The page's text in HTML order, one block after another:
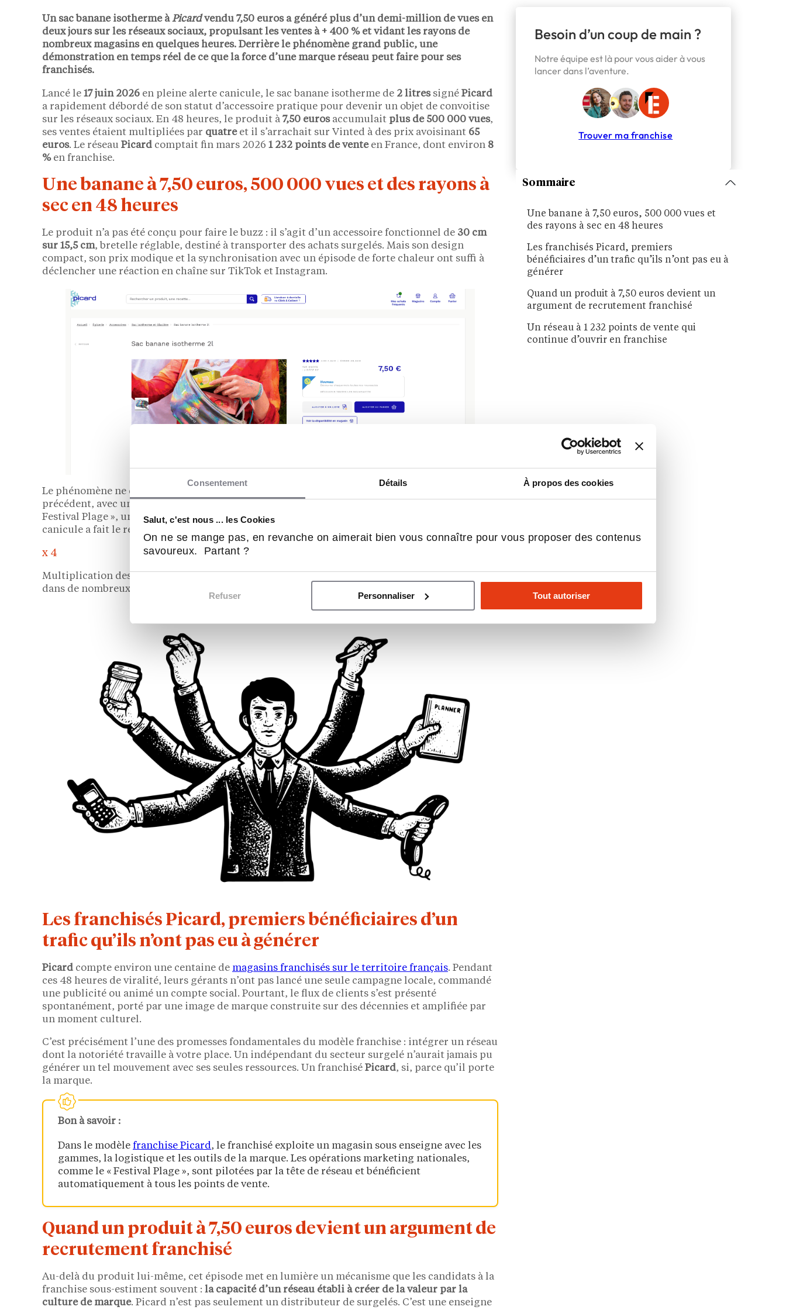
Consentement Détails À propos des cookies
Salut, c'est nous ... les Cookies
On ne se mange pas, en revanche on aimerait bien vous connaître pour vous proposer des contenus
savoureux. Partant ?
Refuser Personnaliser Tout autoriser
Un sac banane isotherme àPicardvendu 7,50 eurosa généré plus d’un demi-million de vuesen
deux jours sur les réseaux sociaux, propulsant les ventes à + 400 %et vidant les rayons de
nombreux magasins en quelques heures. Derrière le phénomène grand public, une
démonstration en temps réel de ce que la force d’une marque réseau peut faire pour ses
franchisés.
Lancé le 17 juin 2026 en pleine alerte canicule, le sac banane isotherme de 2 litressigné Picard
a rapidement débordé de son statut d’accessoire pratique pour devenir un objet de convoitise
sur les réseaux sociaux. En 48 heures, le produit à 7,50 eurosaccumulait plus de 500 000 vues,
ses ventes étaient multipliées par quatreet il s’arrachait sur Vinted à des prix avoisinant 65
euros. Le réseau Picard comptait fin mars 2026 1 232 points de venteen France, dont environ 8
%en franchise.
Une banane à 7,50 euros, 500 000 vues et des rayons à
sec en 48 heures
Le produit n’a pas été conçu pour faire le buzz : il s’agit d’un accessoire fonctionnel de 30 cm
sur 15,5 cm, bretelle réglable, destiné à transporter des achats surgelés. Mais son design
compact, son prix modique et la synchronisation avec un épisode de forte chaleur ont suffi à
déclencher une réaction en chaîne sur TikTok et Instagram.
Le phénomène ne doit rien au hasard éditorial.
précédent, avec un succès notable. La marque l’a réédité en le repositionnant dans son «
Festival Plage », une opération saisonnière pensée pour amplifier la visibilité estivale. La
canicule a fait le reste.
x 4
Multiplication des ventes du sac banane isotherme Picard en deux jours, avec rupture de stock
dans de nombreux magasins. (Source : Picard / BFM TV, juin 2026)
Les franchisés Picard, premiers bénéficiaires d’un
trafic qu’ils n’ont pas eu à générer
Picard compte environ une centaine de magasins franchisés sur le territoire français. Pendant
ces 48 heures de viralité, leurs gérants n’ont pas lancé une seule campagne locale, commandé
une publicité ou animé un compte social. Pourtant, le flux de clients s’est présenté
spontanément, porté par une image de marque construite sur des décennies et amplifiée par
un moment culturel.
C’est précisément l’une des promesses fondamentales du modèle franchise : intégrer un réseau
dont la notoriété travaille à votre place. Un indépendant du secteur surgelé n’aurait jamais pu
générer un tel mouvement avec ses seules ressources. Un franchisé Picard, si, parce qu’il porte
la marque.
Bon à savoir :
Dans le modèle franchise Picard, le franchisé exploite un magasin sous enseigne avec les
gammes, la logistique et les outils de la marque. Les opérations marketing nationales,
comme le « Festival Plage », sont pilotées par la tête de réseau et bénéficient
automatiquement à tous les points de vente.
Quand un produit à 7,50 euros devient un argument de
recrutement franchisé
Au-delà du produit lui-même, cet épisode met en lumière un mécanisme que les candidats à la
franchise sous-estiment souvent : la capacité d’un réseau établi à créer de la valeur par la
culture de marque. Picard n’est pas seulement un distributeur de surgelés. C’est une enseigne
Besoin d’un coup de main ?
Notre équipe est là pour vous aider à vous
lancer dans l’aventure.
Trouver ma franchise
Sommaire
Une banane à 7,50 euros, 500 000 vues et
des rayons à sec en 48 heures
Les franchisés Picard, premiers
bénéficiaires d’un trafic qu’ils n’ont pas eu à
générer
Quand un produit à 7,50 euros devient un
argument de recrutement franchisé
Un réseau à 1 232 points de vente qui
continue d’ouvrir en franchise